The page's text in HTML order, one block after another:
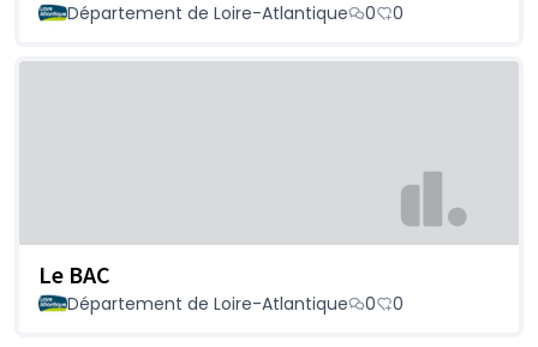
Département de Loire-Atlantique 0 0
Le BAC
Département de Loire-Atlantique 0 0